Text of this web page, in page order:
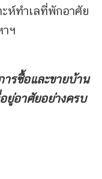
ะห์ทำเลที่พักอาศัย
ฯ
รซื้อและขายบ้าน
ยู่อาศัยอย่างครบ